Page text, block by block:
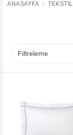
ANASAYFA TEKSTIL
Filtreleme